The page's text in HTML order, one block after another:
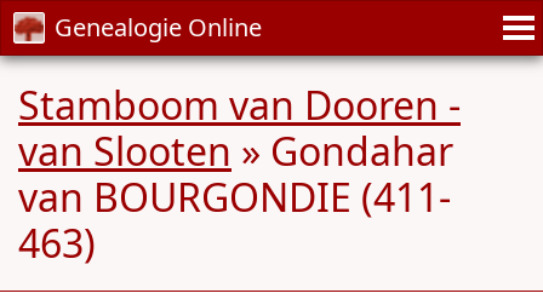
Genealogie Online
Stamboom van Dooren -
van Slooten » Gondahar
van BOURGONDIE (411-
463)